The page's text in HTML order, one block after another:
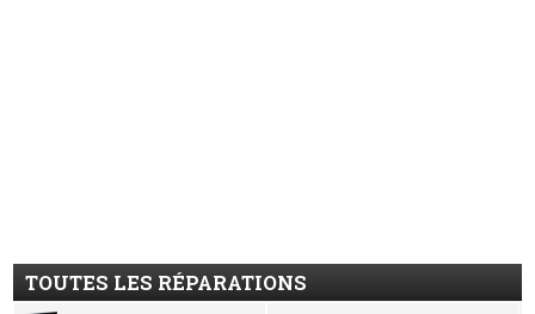
TOUTES LES RÉPARATIONS